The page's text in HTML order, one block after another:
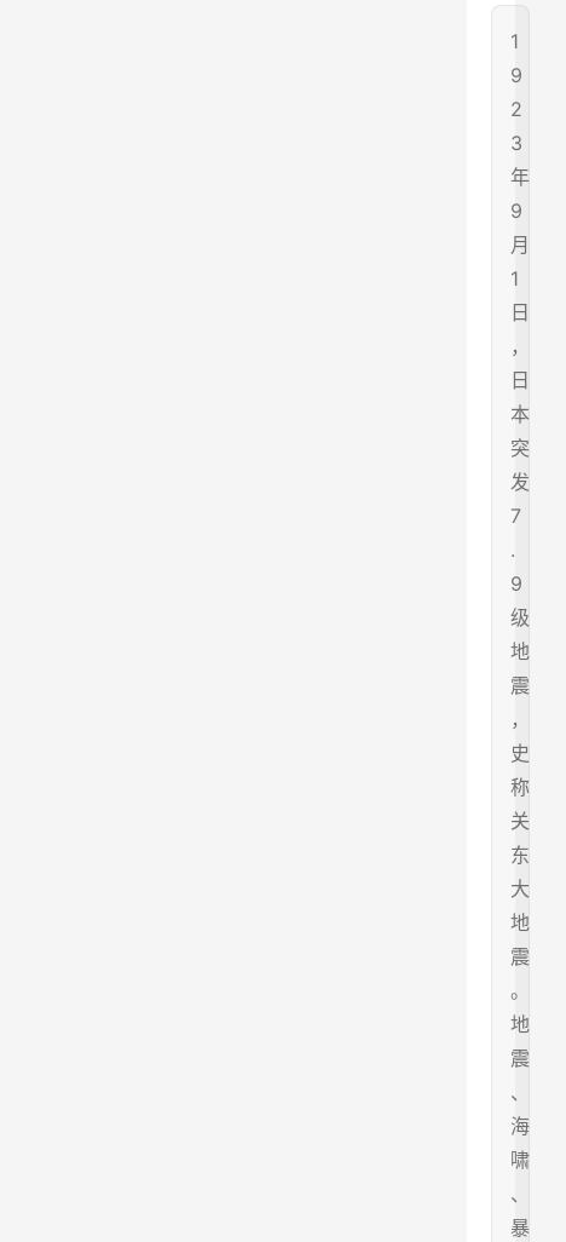
1
9
2
3
年
9
月
1
日
，
日
本
突
发
7
.
9
级
地
震
，
史
称
关
东
大
地
震
。
地
震
、
海
啸
、
暴